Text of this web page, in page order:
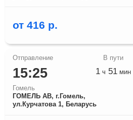
от 416 р.
15:25
Гомель
ГОМЕЛЬ АВ, г.Гомель,
ул.Курчатова 1, Беларусь
1 ч 51 мин